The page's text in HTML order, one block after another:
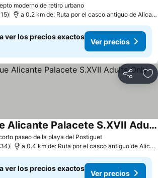
moderno de retiro urbanoVer precios
a 0.2 km de: Ruta por el casco antiguo de
ver los precios exactos
Ver precios
Compartir
paseo de la playa del PostiguetVer precios
Hotel Boutique Alicante Palacete S.XVII Adults Only
a 0.4 km de: Ruta por el casco antiguo de
ver los precios exactos
Ver precios